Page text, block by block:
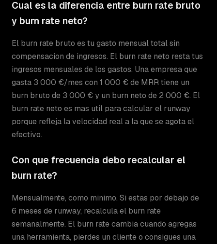
Cual es la diferencia entre burn rate bruto
y burn rate neto?
El burn rate bruto es tu gasto mensual total sin
compensacion de ingresos. El burn rate neto resta tus
ingresos mensuales de los gastos. Una empresa que
gasta 3 000 €/mes con 1 000 € de MRR tiene un
burn bruto de 3 000 € y un burn neto de 2 000 €. El
burn rate neto es mas util para calcular el runway
porque refleja la velocidad real a la que se agota el
efectivo.
Con que frecuencia debo recalcular el
burn rate?
Mensualmente, como minimo. Si estas por debajo de
6 meses de runway, recalcula el burn rate
semanalmente. El burn rate cambia cuando agregas
una herramienta, pierdes un cliente o consigues una